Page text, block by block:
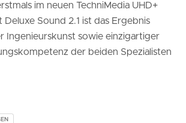
im neuen TechniMedia UHD+
Deluxe Sound 2.1 ist das Ergebnis
Ingenieurskunst sowie einzigartiger
der beiden Spezialisten